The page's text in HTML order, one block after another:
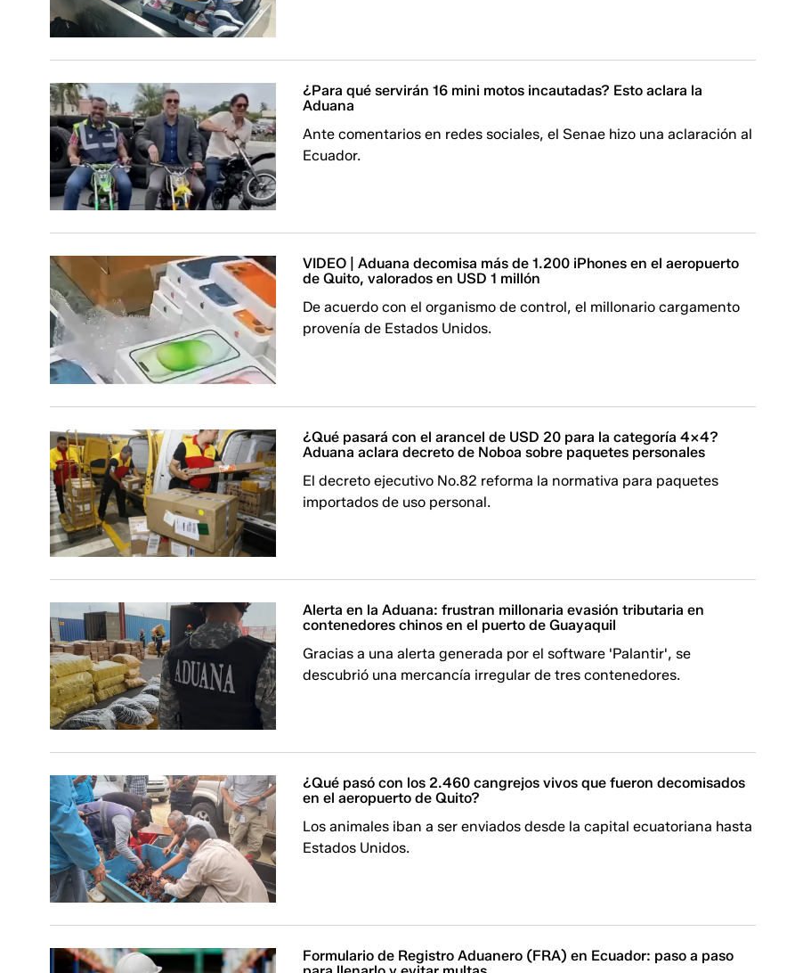
¿Para qué servirán 16 mini motos incautadas? Esto aclara la
Aduana
Ante comentarios en redes sociales, el Senae hizo una aclaración al
Ecuador.
VIDEO | Aduana decomisa más de 1.200 iPhones en el aeropuerto
de Quito, valorados en USD 1 millón
De acuerdo con el organismo de control, el millonario cargamento
provenía de Estados Unidos.
¿Qué pasará con el arancel de USD 20 para la categoría 4x4?
Aduana aclara decreto de Noboa sobre paquetes personales
El decreto ejecutivo No.82 reforma la normativa para paquetes
importados de uso personal.
Alerta en la Aduana: frustran millonaria evasión tributaria en
contenedores chinos en el puerto de Guayaquil
Gracias a una alerta generada por el software 'Palantir', se
descubrió una mercancía irregular de tres contenedores.
¿Qué pasó con los 2.460 cangrejos vivos que fueron decomisados
en el aeropuerto de Quito?
Los animales iban a ser enviados desde la capital ecuatoriana hasta
Estados Unidos.
Formulario de Registro Aduanero (FRA) en Ecuador: paso a paso